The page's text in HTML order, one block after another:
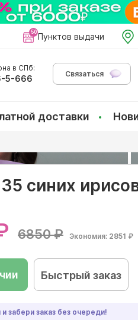
Пунктов выдачи
в СПб:
5-666
Связаться
доставки
синих
6850 ₽ Экономия: 2851 ₽
Быстрый заказ
забери заказ без очереди!